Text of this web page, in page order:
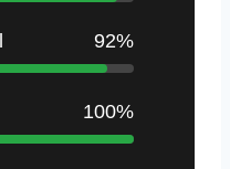
92%
100%